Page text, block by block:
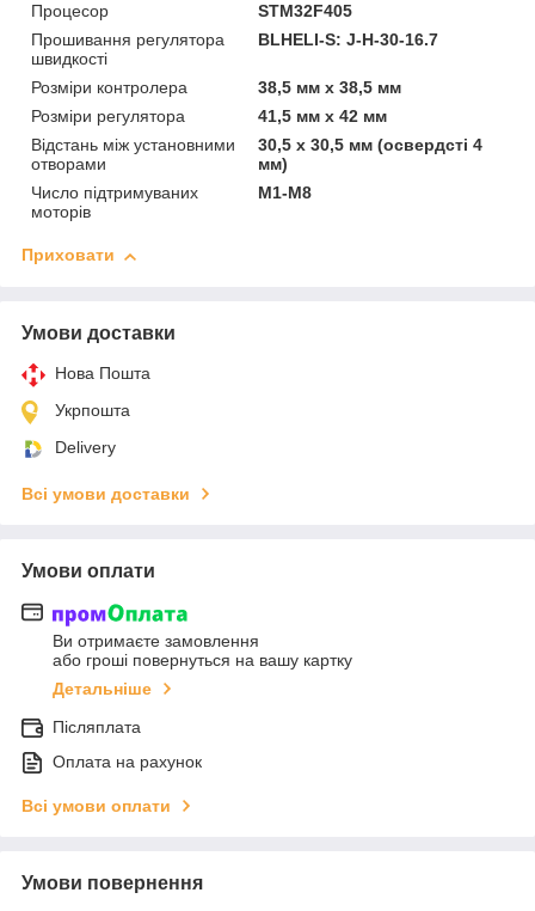
Процесор
STM32F405
Прошивання регулятора
швидкості
BLHELI-S: J-H-30-16.7
Розміри контролера
38,5 мм x 38,5 мм
Розміри регулятора
41,5 мм x 42 мм
Відстань між установними
отворами
30,5 x 30,5 мм (освердсті 4
мм)
Число підтримуваних
моторів
M1-M8
Приховати
Умови доставки
Нова Пошта
Укрпошта
Delivery
Всі умови доставки
Умови оплати
Ви отримаєте замовлення
або гроші повернуться на вашу картку
Детальніше
Післяплата
Оплата на рахунок
Всі умови оплати
Умови повернення